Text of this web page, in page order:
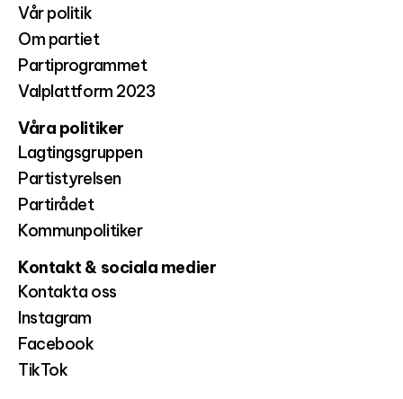
Vår politik
Om partiet
Partiprogrammet
Valplattform 2023
Våra politiker
Lagtingsgruppen
Partistyrelsen
Partirådet
Kommunpolitiker
Kontakt & sociala medier
Kontakta oss
Instagram
Facebook
TikTok